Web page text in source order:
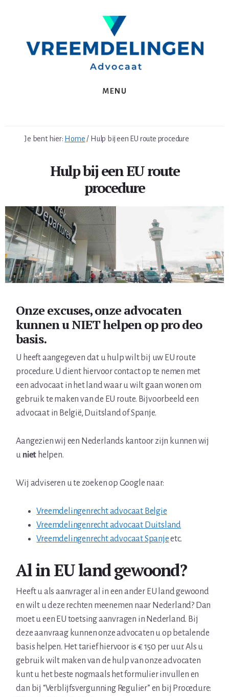
sidebar
MENU
Je bent hier: Home / Hulp bij een EU route procedure
Hulp bij een EU route
procedure
Onze excuses, onze advocaten
kunnen u NIET helpen op pro deo
basis.
U heeft aangegeven dat u hulp wilt bij uw EU route
procedure. U dient hiervoor contact op te nemen met
een advocaat in het land waar u wilt gaan wonen om
gebruik te maken van de EU route. Bijvoorbeeld een
advocaat in België, Duitsland of Spanje.
Aangezien wij een Nederlands kantoor zijn kunnen wij
u niet helpen.
Wij adviseren u te zoeken op Google naar:
Vreemdelingenrecht advocaat Belgie
Vreemdelingenrecht advocaat Duitsland
Vreemdelingenrecht advocaat Spanjeetc.
Al in EU land gewoond?
Heeft u als aanvrager al in een ander EU land gewoond
en wilt u deze rechten meenemen naar Nederland? Dan
moet u een EU toetsing aanvragen in Nederland. Bij
deze aanvraag kunnen onze advocaten u op betalende
basis helpen. Het tarief hiervoor is € 150 per uur. Als u
gebruik wilt maken van de hulp van onze advocaten
kunt u het beste nogmaals het formulier invullen en
dan bij “Verblijfsvergunning Regulier” en bij Procedure: